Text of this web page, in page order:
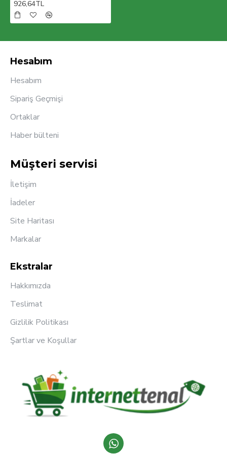
926,64TL
Hesabım
Hesabım
Sipariş Geçmişi
Ortaklar
Haber bülteni
Müşteri servisi
İletişim
İadeler
Site Haritası
Markalar
Ekstralar
Hakkımızda
Teslimat
Gizlilik Politikası
Şartlar ve Koşullar